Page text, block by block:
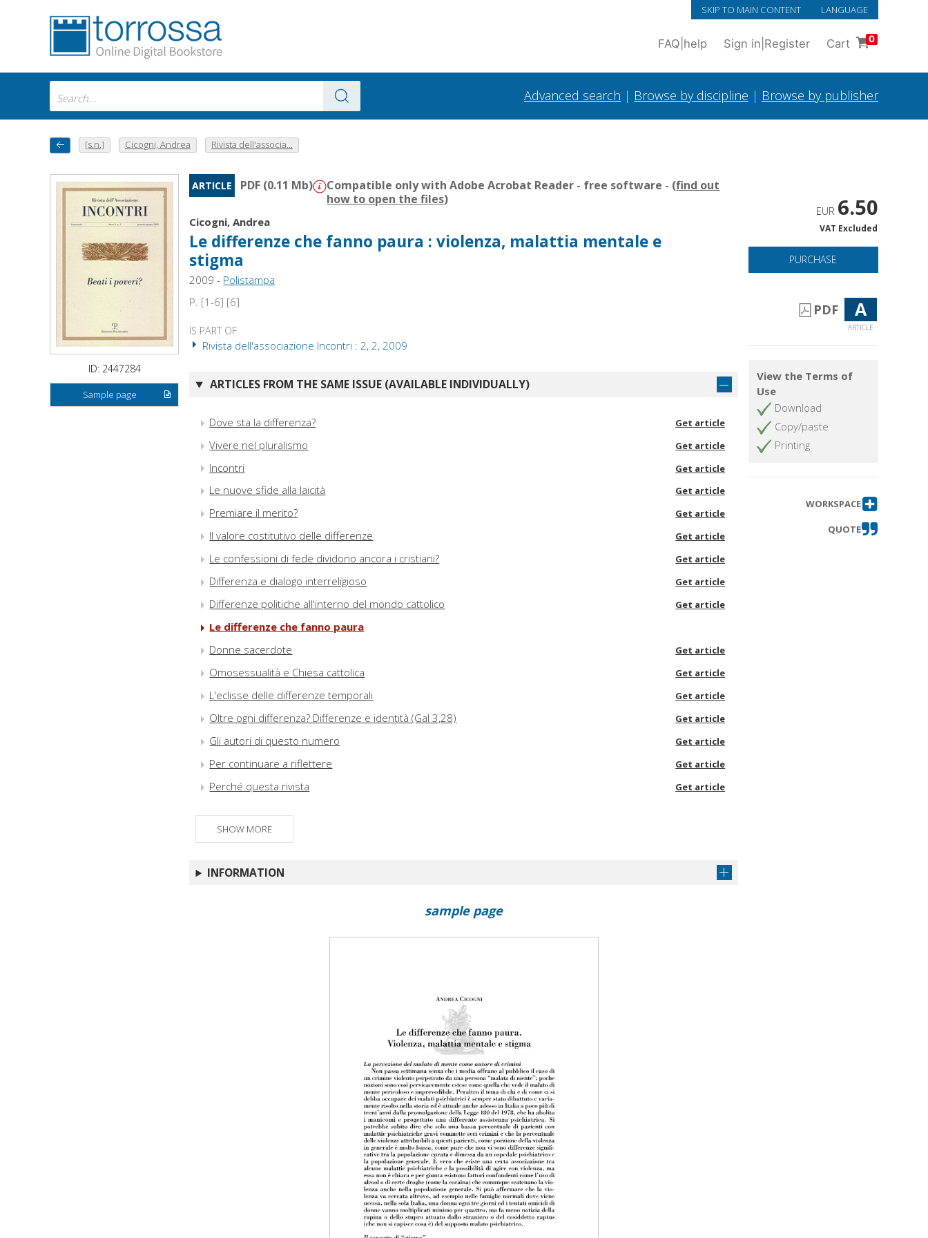
SKIP TO MAIN CONTENT LANGUAGE
FAQ help Sign in Register Cart 0
Advanced search | Browse by discipline | Browse by publisher
[s.n.] Cicogni, Andrea Rivista dell'associa...
ID: 2447284
Sample page
ARTICLE PDF (0.11 Mb) Compatible only with Adobe Acrobat Reader - free software - (find out
how to open the files)
Cicogni, Andrea
Le differenze che fanno paura : violenza, malattia mentale e
stigma
2009 - Polistampa
P. [1-6] [6]
IS PART OF
Rivista dell'associazione Incontri : 2, 2, 2009
ARTICLES FROM THE SAME ISSUE (AVAILABLE INDIVIDUALLY)
Dove sta la differenza? Get article
Vivere nel pluralismo Get article
Incontri Get article
Le nuove sfide alla laicità Get article
Premiare il merito? Get article
Il valore costitutivo delle differenze Get article
Le confessioni di fede dividono ancora i cristiani? Get article
Differenza e dialogo interreligioso Get article
Differenze politiche all'interno del mondo cattolico Get article
Le differenze che fanno paura
Donne sacerdote
Get article
Omosessualità e Chiesa cattolica Get article
L'eclisse delle differenze temporali Get article
Oltre ogni differenza? Differenze e identità (Gal 3,28) Get article
Gli autori di questo numero Get article
Per continuare a riflettere Get article
Perché questa rivista Get article
SHOW MORE
INFORMATION
EUR 6.50
VAT Excluded
PURCHASE
PDF A
ARTICLE
View the Terms of
Use
Download
Copy/paste
Printing
WORKSPACE
QUOTE
sample page